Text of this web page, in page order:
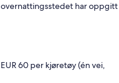
har oppgitt
60 per kjøretøy (én vei,